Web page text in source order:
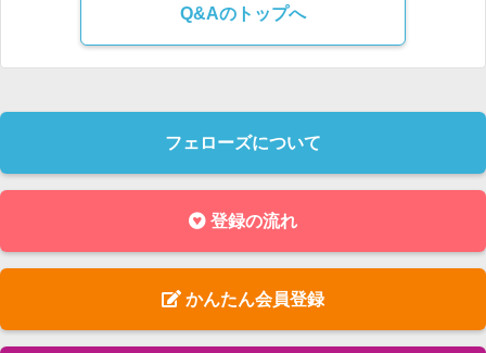
Q&Aのトップへ
フェローズについて
登録の流れ
かんたん会員登録